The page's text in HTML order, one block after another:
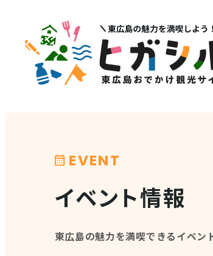
EVENT
イベント情報
東広島の魅力を満喫できるイベン
メニュー
MENU
グルメ・特産品
店舗情報